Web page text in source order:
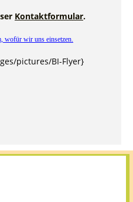
Kontaktformular.
wofür wir uns einsetzen.
pictures/BI-Flyer}